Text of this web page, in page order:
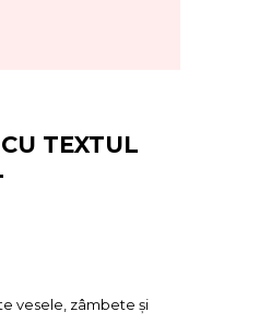
TEXTUL
vesele, zâmbete și